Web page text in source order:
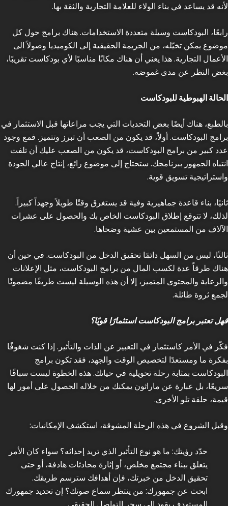
لأنه قد يساعد في بناء الولاء للعلامة التجارية والثقة بها.
رابعًا، البودكاست وسيلة متعددة الاستخدامات. هناك برامج حول كل
موضوع يمكن تخيّله، من الجريمة الحقيقية إلى الكوميديا وصولاً الى
الأعمال التجارية. هذا يعني أن هناك مكانًا مناسبًا لأي بودكاست تقريبًا،
بغض النظر عن مدى غموضه.
الحالة الهبوطية للبودكاست
بالطبع، هناك أيضًا بعض التحديات التي يجب مراعاتها قبل الاستثمار في
برامج البودكاست. أولاً، قد يكون من الصعب أن تبرز وتتميز. فمع وجود
عدد كبير من برامج البودكاست، قد يكون من الصعب عليك أن تلفت
انتباه الجمهور ببرنامجك. ستحتاج إلى موضوع رائع، إنتاج عالي الجودة
واستراتيجية تسويق قوية.
ثانيًا، بناء قاعدة جماهيرية وفية قد يستغرق وقتًا طويلاً وجهداً كبيراً.
لذلك، لا تتوقع إطلاق البودكاست الخاص بك والحصول على عشرات
الآلاف من المستمعين بين عشية وضحاها.
ثالثًا، ليس من السهل دائمًا تحقيق الدخل من البودكاست. في حين أن
هناك طرقاً عدة لكسب المال من برامج البودكاست، مثل الإعلانات
والرعاية والمحتوى المتميز، إلا أن هذه الوسيلة ليست طريقًا مضمونًا
لجمع ثروة طائلة.
فهل تعتبر برامج البودكاست استثمارًا قويًا؟
فكّر في الأمر كاستثمار في التعبير عن الذات والتأثير. إذا كنت شغوفًا
بفكرة ما ومستعدًا لتخصيص الوقت والجهد، فقد تكون برامج
البودكاست بمثابة رحلة تحويلية في حياتك. هذه الخطوة ليست سباقًا
سريعًا، بل عبارة عن ماراثون يمكنك من خلاله الحصول على أمور لها
قيمة، حلقة تلو الأخرى.
وقبل الشروع في هذه الرحلة المشوقة، استكشف الإمكانيات:
حدّد رؤيتك: ما هو نوع التأثير الذي تريد إحداثه؟ سواء كان الأمر
يتعلق ببناء مجتمع مخلص، أو إثارة محادثات هادفة، أو حتى
تحقيق الدخل من خبرتك، فإن أهدافك سترسم طريقك.
ابحث عن جمهورك: من ينتظر سماع صوتك؟ إن تحديد جمهورك